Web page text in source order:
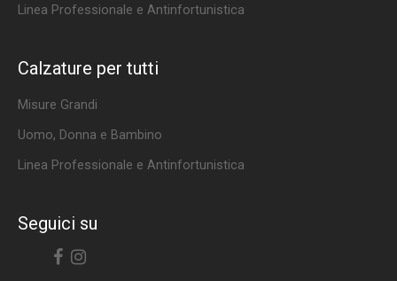
Linea Professionale e Antinfortunistica
Calzature per tutti
Misure Grandi
Uomo, Donna e Bambino
Linea Professionale e Antinfortunistica
Seguici su